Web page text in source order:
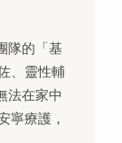
隊的「基
、靈性輔
法在家中
寧療護，